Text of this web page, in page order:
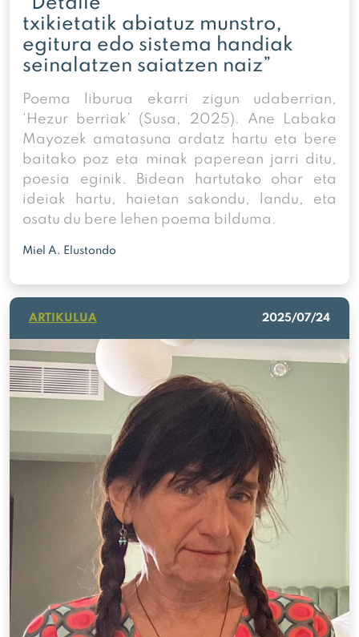
txikietatik abiatuz munstro,
egitura edo sistema handiak
seinalatzen saiatzen naiz”
Poema liburua ekarri zigun udaberrian,
‘Hezur berriak’ (Susa, 2025). Ane Labaka
Mayozek amatasuna ardatz hartu eta bere
baitako poz eta minak paperean jarri ditu,
poesia eginik. Bidean hartutako ohar eta
ideiak hartu, haietan sakondu, landu, eta
osatu du bere lehen poema bilduma.
Miel A. Elustondo
ARTIKULUA 2025/07/24